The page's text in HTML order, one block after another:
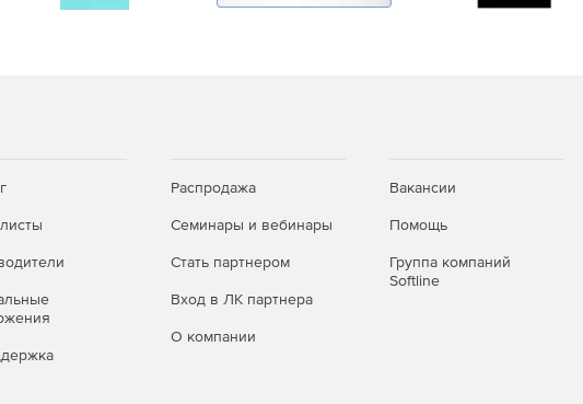
Распродажа
Семинары и вебинары
Стать партнером
Вход в ЛК партнера
О компании
Вакансии
Помощь
Группа компаний
Softline